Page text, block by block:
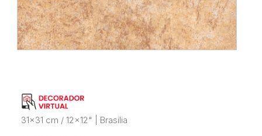
31x31 cm / 12x12" Brasilia